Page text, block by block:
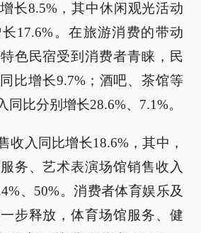
长8.5%，其中休闲观光活动
17.6%。在旅游消费的带动
色民宿受到消费者青睐，民
比增长9.7%；酒吧、茶馆等
同比分别增长28.6%、7.1%。
收入同比增长18.6%，其中，
务、艺术表演场馆销售收入
、50%。消费者体育娱乐及
步释放，体育场馆服务、健